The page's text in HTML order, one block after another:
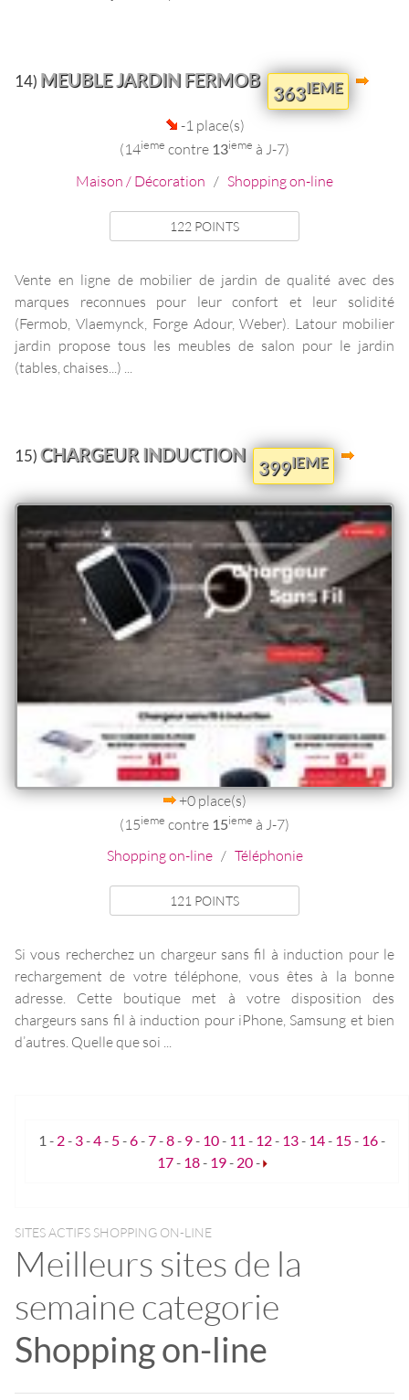
14) MEUBLE JARDIN FERMOB
363IEME
-1 place(s)
(14ieme contre 13ieme à J-7)
Maison / Décoration / Shopping on-line
122 POINTS
Vente en ligne de mobilier de jardin de qualité avec des
marques reconnues pour leur confort et leur solidité
(Fermob, Vlaemynck, Forge Adour, Weber). Latour mobilier
jardin propose tous les meubles de salon pour le jardin
(tables, chaises...) ...
15)CHARGEUR INDUCTION
399IEME
+0 place(s)
(15ieme contre 15ieme à J-7)
Shopping on-line/ Téléphonie
121 POINTS
Si vous recherchez un chargeur sans fil à induction pour le
rechargement de votre téléphone, vous êtes à la bonne
adresse. Cette boutique met à votre disposition des
chargeurs sans fil à induction pour iPhone, Samsung et bien
d’autres. Quelle que soi ...
1 - 2- 3-4- 5-6-7-8- 9- 10- 11 - 12- 13- 14- 15- 16-
17- 18- 19- 20-
SITES ACTIFS SHOPPING ON-LINE
Meilleurs sites de la
semaine categorie
Shopping on-line